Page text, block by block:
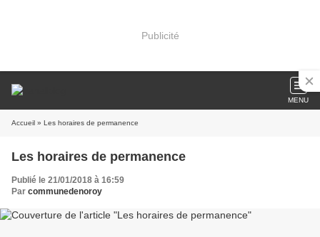
Publicité
MENU
Accueil » Les horaires de permanence
Les horaires de permanence
Publié le 21/01/2018 à 16:59
Par communedenoroy